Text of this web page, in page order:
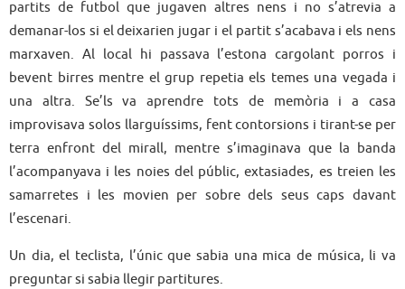
partits de futbol que jugaven altres nens i no s’atrevia a
demanar-los si el deixarien jugar i el partit s’acabava i els nens
marxaven. Al local hi passava l’estona cargolant porros i
bevent birres mentre el grup repetia els temes una vegada i
una altra. Se’ls va aprendre tots de memòria i a casa
improvisava solos llarguíssims, fent contorsions i tirant-se per
terra enfront del mirall, mentre s’imaginava que la banda
l’acompanyava i les noies del públic, extasiades, es treien les
samarretes i les movien per sobre dels seus caps davant
l’escenari.
Un dia, el teclista, l’únic que sabia una mica de música, li va
preguntar si sabia llegir partitures.